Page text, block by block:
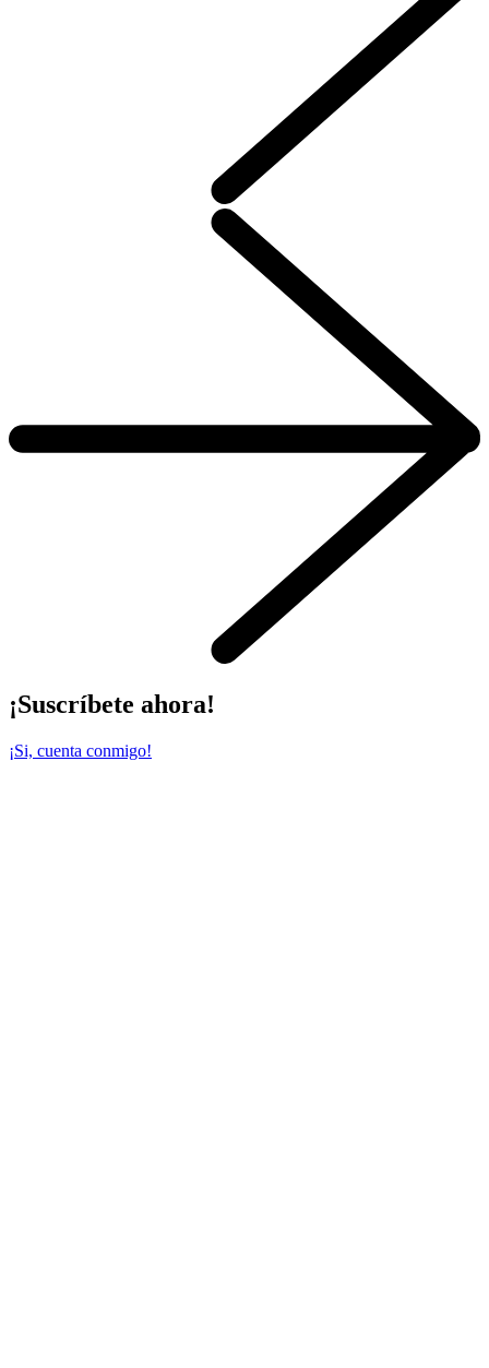
¡Suscríbete ahora!
¡Si, cuenta conmigo!